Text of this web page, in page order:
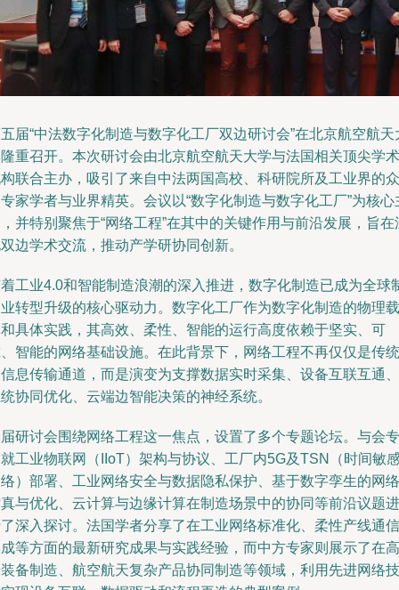
届“中法数字化制造与数字化工厂双边研讨会”在北京航空航天
重召开。本次研讨会由北京航空航天大学与法国相关顶尖学术
联合主办，吸引了来自中法两国高校、科研院所及工业界的众
家学者与业界精英。会议以“数字化制造与数字化工厂”为核心
并特别聚焦于“网络工程”在其中的关键作用与前沿发展，旨在
边学术交流，推动产学研协同创新。
工业4.0和智能制造浪潮的深入推进，数字化制造已成为全球
转型升级的核心驱动力。数字化工厂作为数字化制造的物理载
具体实践，其高效、柔性、智能的运行高度依赖于坚实、可
智能的网络基础设施。在此背景下，网络工程不再仅仅是传统
息传输通道，而是演变为支撑数据实时采集、设备互联互通、
协同优化、云端边智能决策的神经系统。
研讨会围绕网络工程这一焦点，设置了多个专题论坛。与会专
工业物联网（IIoT）架构与协议、工厂内5G及TSN（时间敏
）部署、工业网络安全与数据隐私保护、基于数字孪生的网络
与优化、云计算与边缘计算在制造场景中的协同等前沿议题进
深入探讨。法国学者分享了在工业网络标准化、柔性产线通信
等方面的最新研究成果与实践经验，而中方专家则展示了在高
备制造、航空航天复杂产品协同制造等领域，利用先进网络技